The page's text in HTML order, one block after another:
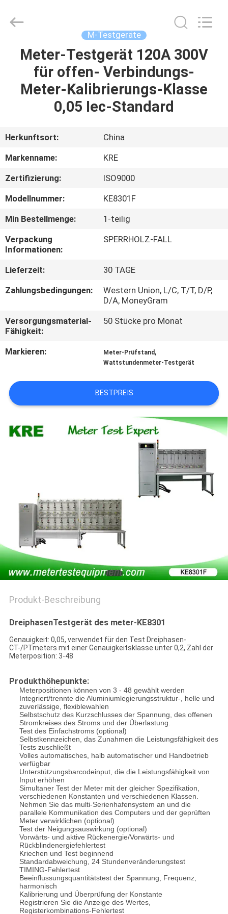
HEIM
PRODUKTE
UNS
AUSFLUG
QUALITÄTSKONTROLLE
TRETEN
SIE
MIT
IN
VERBINDUNG
SIE
EIN
ZITAT
PRIVACY
POLICY
Ltd..
M-Testgeräte
Meter-Testgerät 120A 300V
für offen- Verbindungs-
Meter-Kalibrierungs-Klasse
0,05 Iec-Standard
Herkunftsort:
China
Markenname:
KRE
Zertifizierung:
ISO9000
Modellnummer:
KE8301F
Min Bestellmenge:
1-teilig
Verpackung
Informationen:
SPERRHOLZ-FALL
Lieferzeit:
30 TAGE
Zahlungsbedingungen:
Western Union, L/C, T/T, D/P,
D/A, MoneyGram
Versorgungsmaterial-
Fähigkeit:
50 Stücke pro Monat
Markieren: Meter-Prüfstand ,
Wattstundenmeter-Testgerät
BESTPREIS
Produkt-Beschreibung
DreiphasenTestgerät des meter-KE8301
Genauigkeit: 0,05, verwendet für den Test Dreiphasen-
CT-/PTmeters mit einer Genauigkeitsklasse unter 0,2, Zahl der
Meterposition: 3-48
Produkthöhepunkte:
Meterpositionen können von 3 - 48 gewählt werden
Integriert/trennte die Aluminiumlegierungsstruktur-, helle und
zuverlässige, flexiblewahlen
Selbstschutz des Kurzschlusses der Spannung, des offenen
Stromkreises des Stroms und der Überlastung.
Test des Einfachstroms (optional)
Selbstkennzeichen, das Zunahmen die Leistungsfähigkeit des
Tests zuschließt
Volles automatisches, halb automatischer und Handbetrieb
verfügbar
Unterstützungsbarcodeinput, die die Leistungsfähigkeit von
Input erhöhen
Simultaner Test der Meter mit der gleicher Spezifikation,
verschiedenen Konstanten und verschiedenen Klassen.
Nehmen Sie das multi-Serienhafensystem an und die
parallele Kommunikation des Computers und der geprüften
Meter verwirklichen (optional)
Test der Neigungsauswirkung (optional)
Vorwärts- und aktive Rückenergie/Vorwärts- und
Rückblindenergiefehlertest
Kriechen und Test beginnend
Standardabweichung, 24 Stundenveränderungstest
TIMING-Fehlertest
Beeinflussungsquantitätstest der Spannung, Frequenz,
harmonisch
Kalibrierung und Überprüfung der Konstante
Registrieren Sie die Anzeige des Wertes,
Registerkombinations-Fehlertest